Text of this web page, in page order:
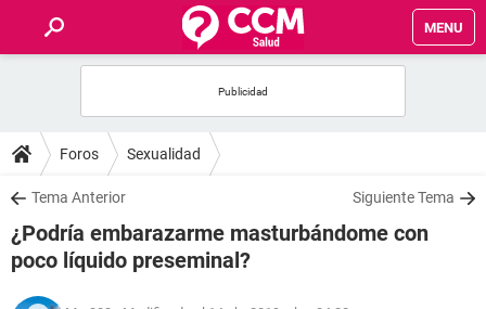
MENU
FOROS
SALUD
FAMILIA
NUTRICIÓN
Foros Sexualidad
Tema Anterior Siguiente Tema
¿Podría embarazarme masturbándome con
poco líquido preseminal?